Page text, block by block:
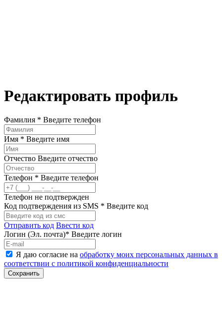
Редактировать профиль
Фамилия * Введите телефон
Имя * Введите имя
Отчество Введите отчество
Телефон * Введите телефон
Телефон не подтвержден
Код подтверждения из SMS * Введите код
Отправить код Ввести код
Логин (Эл. почта)* Введите логин
Я даю согласие на обработку моих персональных данных в
соответствии с политикой конфиденциальности